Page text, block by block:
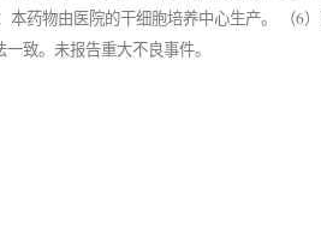
药物由医院的干细胞培养中心生产。 （6
致。未报告重大不良事件。